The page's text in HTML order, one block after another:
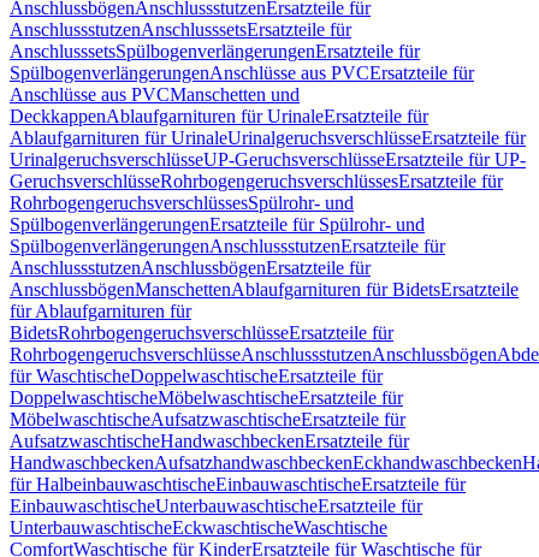
AnschlussbögenAnschlussstutzenErsatzteile für
AnschlussstutzenAnschlusssetsErsatzteile für
AnschlusssetsSpülbogenverlängerungenErsatzteile für
SpülbogenverlängerungenAnschlüsse aus PVCErsatzteile für
Anschlüsse aus PVCManschetten und
DeckkappenAblaufgarnituren für UrinaleErsatzteile für
Ablaufgarnituren für UrinaleUrinalgeruchsverschlüsseErsatzteile für
UrinalgeruchsverschlüsseUP-GeruchsverschlüsseErsatzteile für UP-
GeruchsverschlüsseRohrbogengeruchsverschlüssesErsatzteile für
RohrbogengeruchsverschlüssesSpülrohr- und
SpülbogenverlängerungenErsatzteile für Spülrohr- und
SpülbogenverlängerungenAnschlussstutzenErsatzteile für
AnschlussstutzenAnschlussbögenErsatzteile für
AnschlussbögenManschettenAblaufgarnituren für BidetsErsatzteile
für Ablaufgarnituren für
BidetsRohrbogengeruchsverschlüsseErsatzteile für
RohrbogengeruchsverschlüsseAnschlussstutzenAnschlussbögen
für WaschtischeDoppelwaschtischeErsatzteile für
DoppelwaschtischeMöbelwaschtischeErsatzteile für
MöbelwaschtischeAufsatzwaschtischeErsatzteile für
AufsatzwaschtischeHandwaschbeckenErsatzteile für
HandwaschbeckenAufsatzhandwaschbeckenEckhandwaschbecken
für HalbeinbauwaschtischeEinbauwaschtischeErsatzteile für
EinbauwaschtischeUnterbauwaschtischeErsatzteile für
UnterbauwaschtischeEckwaschtischeWaschtische
ComfortWaschtische für KinderErsatzteile für Waschtische für